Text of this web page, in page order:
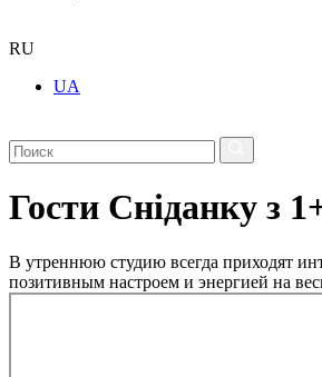
RU
UA
Гости Сніданку з
В утреннюю студию всегда приходят
позитивным настроем и энергией на